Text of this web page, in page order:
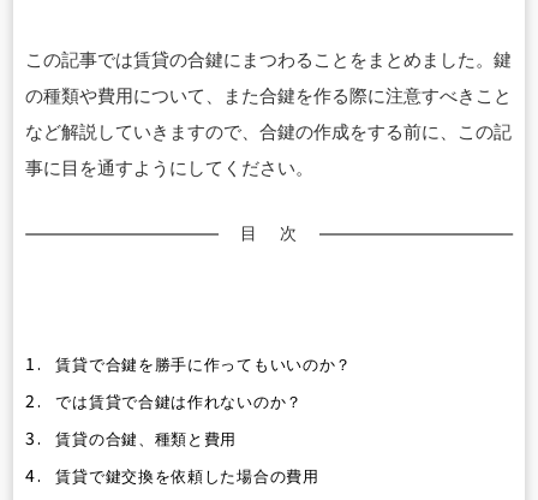
この記事では賃貸の合鍵にまつわることをまとめました。鍵
の種類や費用について、また合鍵を作る際に注意すべきこと
など解説していきますので、合鍵の作成をする前に、この記
事に目を通すようにしてください。
目 次
1. 賃貸で合鍵を勝手に作ってもいいのか？
2. では賃貸で合鍵は作れないのか？
3. 賃貸の合鍵、種類と費用
4. 賃貸で鍵交換を依頼した場合の費用